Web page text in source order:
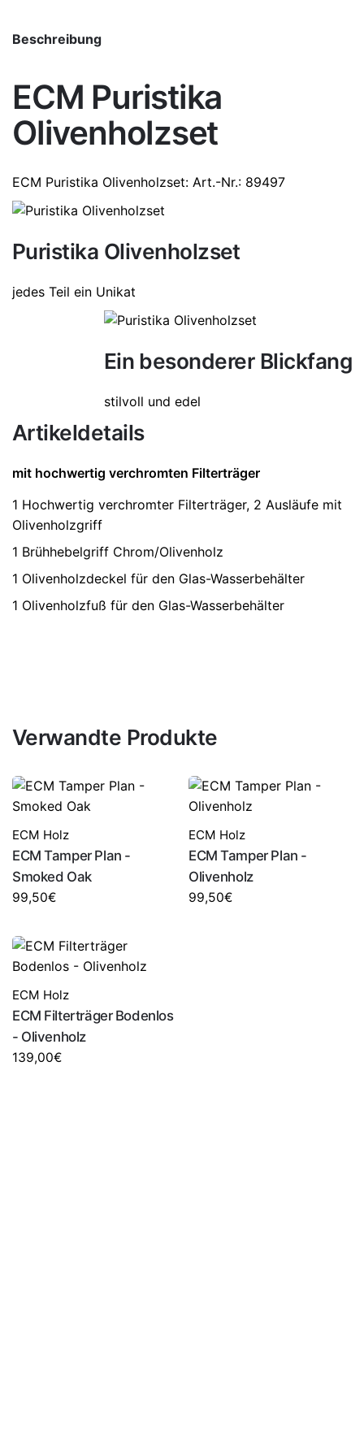
Beschreibung
ECM Puristika
Olivenholzset
ECM Puristika Olivenholzset: Art.-Nr.: 89497
Puristika Olivenholzset
jedes Teil ein Unikat
Ein besonderer Blickfang
stilvoll und edel
Artikeldetails
mit hochwertig verchromten Filterträger
1 Hochwertig verchromter Filterträger, 2 Ausläufe mit
Olivenholzgriff
1 Brühhebelgriff Chrom/Olivenholz
1 Olivenholzdeckel für den Glas-Wasserbehälter
1 Olivenholzfuß für den Glas-Wasserbehälter
Verwandte Produkte
ECM Holz
ECM Tamper Plan -
Smoked Oak
99,50€
ECM Holz
ECM Tamper Plan -
Olivenholz
99,50€
ECM Holz
ECM Filterträger Bodenlos
- Olivenholz
139,00€